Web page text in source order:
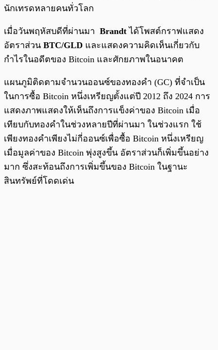
นักเทรดหลายคนทั่วโลก
เมื่อวันพฤหัสบดีที่ผ่านมา Brandt ได้โพสต์กราฟแสดง
อัตราส่วน BTC/GLD และแสดงความคิดเห็นเกี่ยวกับ
กำไรในอดีตของ Bitcoin และศักยภาพในอนาคต
แผนภูมิติดตามจำนวนออนซ์ของทองคำ (GC) ที่จำเป็น
ในการซื้อ Bitcoin หนึ่งเหรียญตั้งแต่ปี 2012 ถึง 2024 การ
แสดงภาพแสดงให้เห็นถึงการแข็งค่าของ Bitcoin เมื่อ
เทียบกับทองคำในช่วงหลายปีที่ผ่านมา ในช่วงแรก ใช้
เพียงทองคำเพียงไม่กี่ออนซ์เพื่อซื้อ Bitcoin หนึ่งเหรียญ
เมื่อมูลค่าของ Bitcoin พุ่งสูงขึ้น อัตราส่วนก็เพิ่มขึ้นอย่าง
มาก ซึ่งสะท้อนถึงการเพิ่มขึ้นของ Bitcoin ในฐานะ
สินทรัพย์ที่โดดเด่น